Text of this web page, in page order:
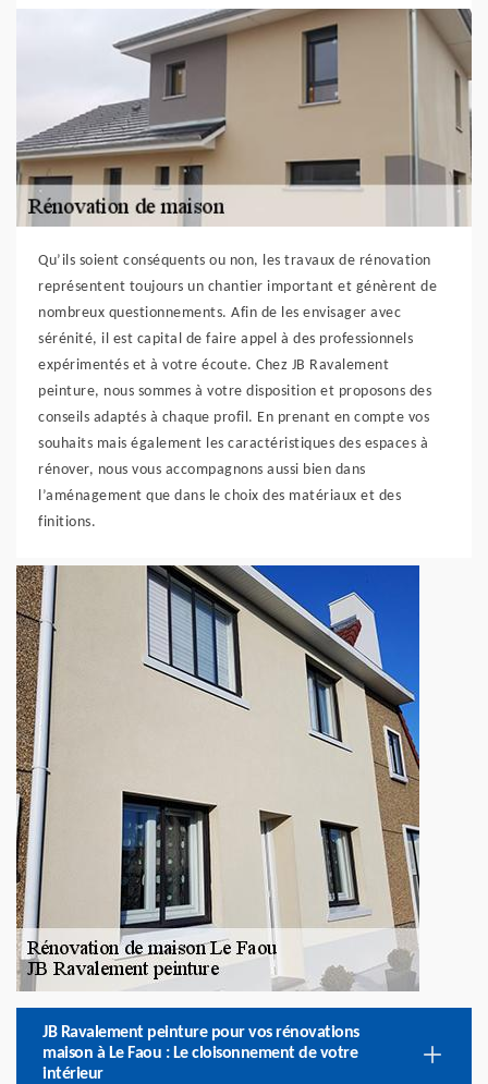
Qu’ils soient conséquents ou non, les travaux de rénovation
représentent toujours un chantier important et génèrent de
nombreux questionnements. Afin de les envisager avec
sérénité, il est capital de faire appel à des professionnels
expérimentés et à votre écoute. Chez JB Ravalement
peinture, nous sommes à votre disposition et proposons des
conseils adaptés à chaque profil. En prenant en compte vos
souhaits mais également les caractéristiques des espaces à
rénover, nous vous accompagnons aussi bien dans
l’aménagement que dans le choix des matériaux et des
finitions.
JB Ravalement peinture pour vos rénovations
maison à Le Faou : Le cloisonnement de votre
intérieur